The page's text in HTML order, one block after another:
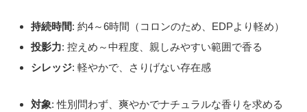
持続時間: 約4～6時間（コロンのため、EDPより軽め）
投影力: 控えめ～中程度、親しみやすい範囲で香る
シレッジ: 軽やかで、さりげない存在感
対象: 性別問わず、爽やかでナチュラルな香りを求める